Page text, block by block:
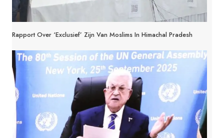
Rapport Over ‘exclusief’ Zijn Van Moslims In Himachal Pradesh